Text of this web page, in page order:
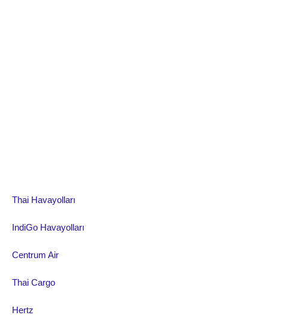
Thai Havayolları
IndiGo Havayolları
Centrum Air
Thai Cargo
Hertz